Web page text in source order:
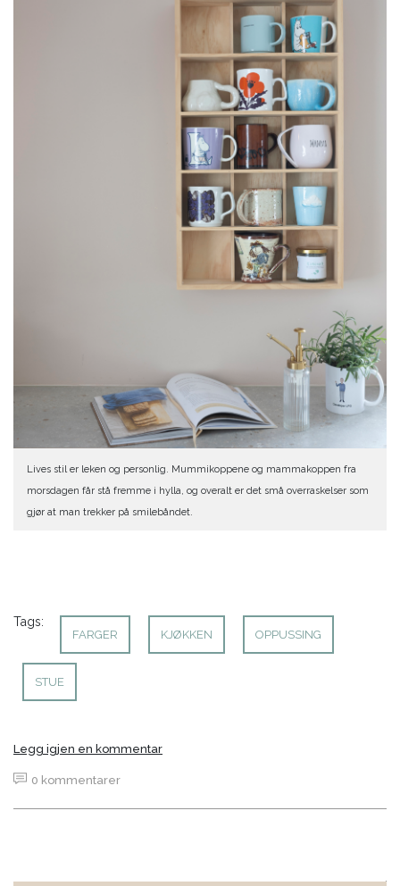
Lives stil er leken og personlig. Mummikoppene og mammakoppen fra
morsdagen får stå fremme i hylla, og overalt er det små overraskelser som
gjør at man trekker på smilebåndet.
Tags:
FARGER KJØKKEN OPPUSSING
STUE
Legg igjen en kommentar
0 kommentarer